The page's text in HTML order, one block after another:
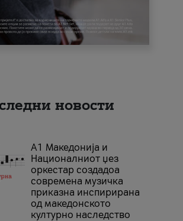
новости
А1 Македонија и
Националниот џез
оркестар создадоа
современа музичка
приказна инспирирана
од македонското
културно наследство